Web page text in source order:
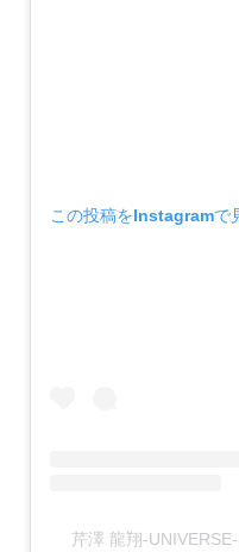
この投稿をInstagramで
芹澤 龍翔-